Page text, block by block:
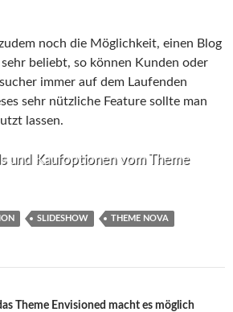
noch die Möglichkeit, einen Blog
beliebt, so können Kunden oder
immer auf dem Laufenden
sehr nützliche Feature sollte man
lassen.
und Kaufoptionen vom Theme
SLIDESHOW THEME NOVA
Theme Envisioned macht es möglich